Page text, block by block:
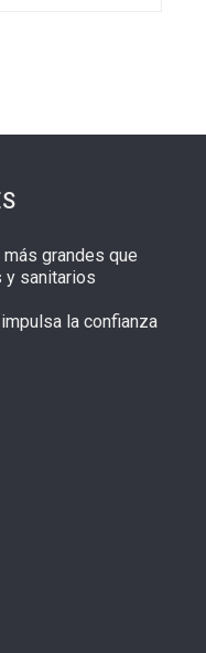
grandes que
y sanitarios
la confianza